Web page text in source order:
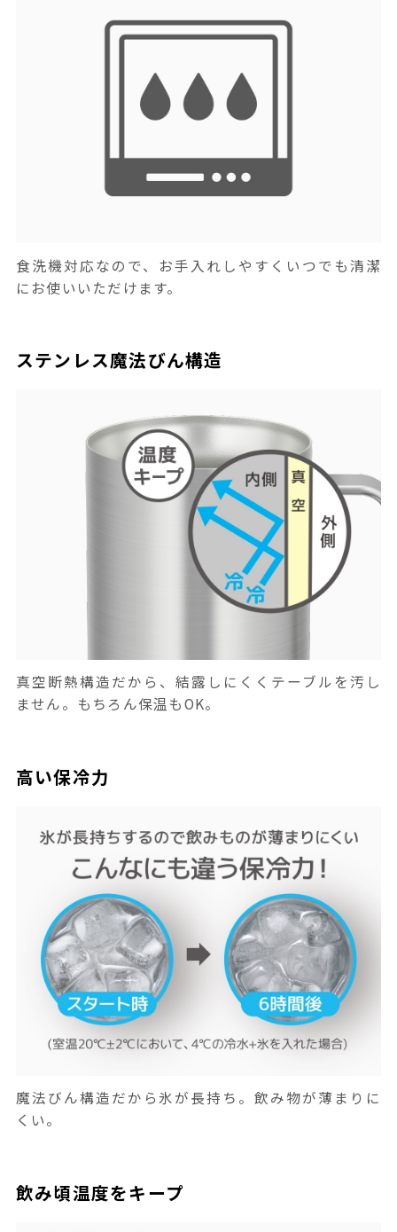
食洗機対応なので、お手入れしやすくいつでも清潔
にお使いいただけます。
ステンレス魔法びん構造
真空断熱構造だから、結露しにくくテーブルを汚し
ません。もちろん保温もOK。
高い保冷力
魔法びん構造だから氷が長持ち。飲み物が薄まりに
くい。
飲み頃温度をキープ